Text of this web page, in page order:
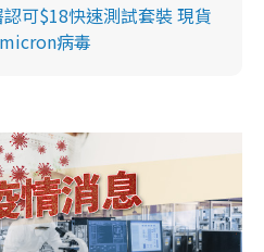
可$18快速測試套裝 現貨
病毒